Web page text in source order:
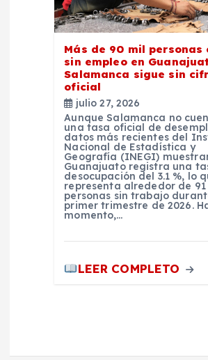
Más de 90 mil personas
sin empleo en
Salamanca sigue sin
oficial
julio 27, 2026
Aunque Salamanca no
una tasa oficial de
datos más recientes del
Nacional de Estadística y
Geografía (INEGI)
Guanajuato registra una
desocupación del 3.1 %, lo
representa alrededor de 91
personas sin trabajo
primer trimestre de 2026.
momento,…
LEER COMPLETO